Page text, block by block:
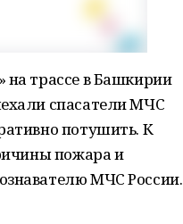
на трассе в Башкирии
спасатели МЧС
потушить. К
пожара и
МЧС России.